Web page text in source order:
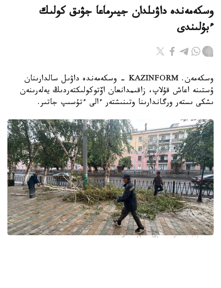
وسكەمەندە داۋىلدان جيىرماعا جۋىق كولىك
ءبۇلىندى
وسكەمەن. KAZINFORM - وسكەمەندە داۋىل سالدارىنان
ۇستىنە اعاش قۇلاپ، زاقىمدانعان اۆتوكولىكتەردىڭ يەلەرىنەن
ىشكى ىستەر ورگاندارىنا وتىنىشتەر ءالى ءتۇسىپ جاتىر.
فوتو: وسكەمەن قالاسى اكىمدىگىنەن